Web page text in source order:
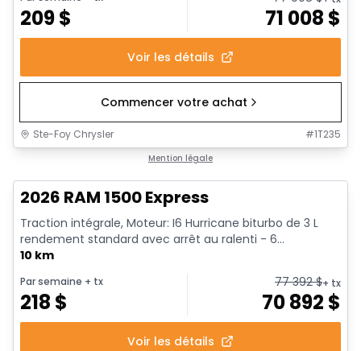
209$ 71 008 $
Voir les détails
Commencer votre achat
Ste-Foy Chrysler #1T235
Mention légale
2026 RAM 1500 Express
Traction intégrale, Moteur: I6 Hurricane biturbo de 3 L
rendement standard avec arrêt au ralenti - 6...
10 km
Par semaine + tx
218 $
77 392$+ tx
70 892 $
Voir les détails